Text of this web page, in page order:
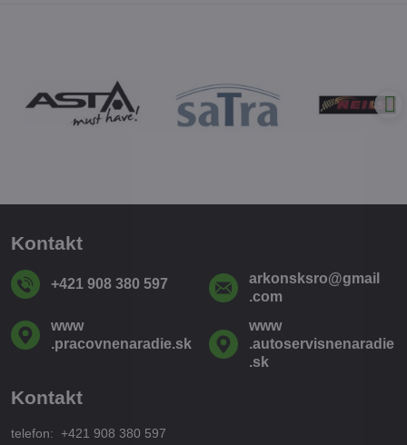
Kontakt
+421 908 380 597
arkonsksro​@gmail​
.com
www​
.pracovnenaradie​.sk
www​
.autoservisnenaradie​
.sk
Kontakt
telefon: +421 908 380 597